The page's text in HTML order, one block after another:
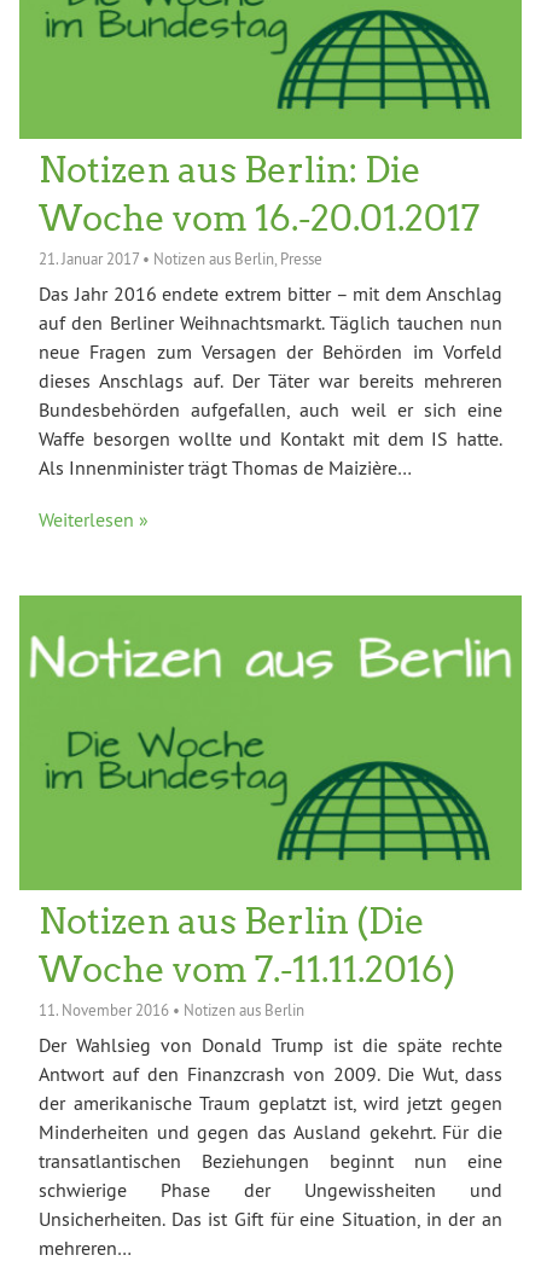
Notizen aus Berlin: Die
Woche vom 16.-20.01.2017
21. Januar 2017 • Notizen aus Berlin Presse
Das Jahr 2016 endete extrem bitter – mit dem Anschlag
auf den Berliner Weihnachtsmarkt. Täglich tauchen nun
neue Fragen zum Versagen der Behörden im Vorfeld
dieses Anschlags auf. Der Täter war bereits mehreren
Bundesbehörden aufgefallen, auch weil er sich eine
Waffe besorgen wollte und Kontakt mit dem IS hatte.
Als Innenminister trägt Thomas de Maizière…
Weiterlesen »
Notizen aus Berlin (Die
Woche vom 7.-11.11.2016)
11. November 2016 • Notizen aus Berlin
Der Wahlsieg von Donald Trump ist die späte rechte
Antwort auf den Finanzcrash von 2009. Die Wut, dass
der amerikanische Traum geplatzt ist, wird jetzt gegen
Minderheiten und gegen das Ausland gekehrt. Für die
transatlantischen Beziehungen beginnt nun eine
schwierige Phase der Ungewissheiten und
Unsicherheiten. Das ist Gift für eine Situation, in der an
mehreren…